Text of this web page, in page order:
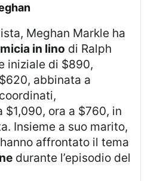
in lino di Ralph
iniziale di $890,
abbinata a
coordinati,
$1,090, ora a $760, in
Insieme a suo marito,
affrontato il tema
durante l’episodio del